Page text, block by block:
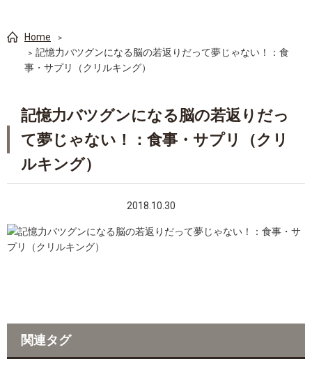
Home
記憶力バツグンになる脳の若返りだって夢じゃない！：食
事・サプリ（クリルキング）
記憶力バツグンになる脳の若返りだっ
て夢じゃない！：食事・サプリ（クリ
ルキング）
2018.10.30
関連タグ